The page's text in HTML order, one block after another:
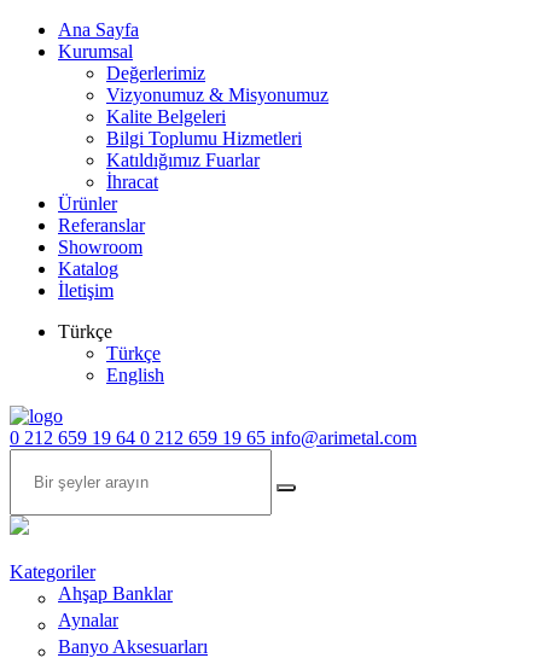
Ana Sayfa
Kurumsal
Değerlerimiz
Vizyonumuz & Misyonumuz
Kalite Belgeleri
Bilgi Toplumu Hizmetleri
Katıldığımız Fuarlar
İhracat
Ürünler
Referanslar
Showroom
Katalog
İletişim
Türkçe
Türkçe
English
0 212 659 19 64 0 212 659 19 65 info@arimetal.com
Kategoriler
Ahşap Banklar
Aynalar
Banyo Aksesuarları